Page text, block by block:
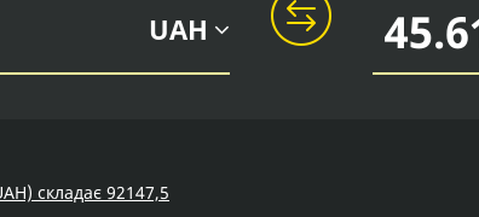
UAH
складає 92147,5